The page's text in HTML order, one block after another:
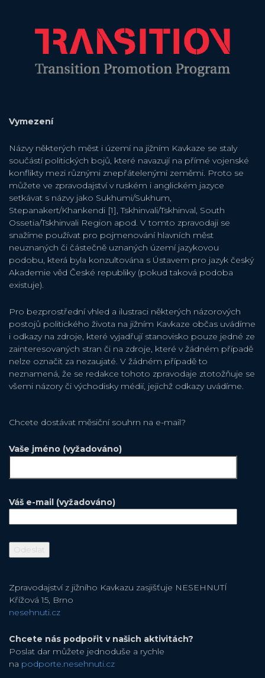
Vymezení
Názvy některých měst i území na jižním Kavkaze se staly
součástí politických bojů, které navazují na přímé vojenské
konflikty mezi různými znepřátelenými zeměmi. Proto se
můžete ve zpravodajství v ruském i anglickém jazyce
setkávat s názvy jako Sukhumi/Sukhum,
Stepanakert/Khankendi [1], Tskhinvali/Tskhinval, South
Ossetia/Tskhinvali Region apod. V tomto zpravodaji se
snažíme používat pro pojmenování hlavních měst
neuznaných či částečně uznaných území jazykovou
podobu, která byla konzultována s Ústavem pro jazyk český
Akademie věd České republiky (pokud taková podoba
existuje).
Pro bezprostřední vhled a ilustraci některých názorových
postojů politického života na jižním Kavkaze občas uvádíme
i odkazy na zdroje, které vyjadřují stanovisko pouze jedné ze
zainteresovaných stran či na zdroje, které v žádném případě
nelze označit za nezaujaté. V žádném případě to
neznamená, že se redakce tohoto zpravodaje ztotožňuje se
všemi názory či východisky médií, jejichž odkazy uvádíme.
Chcete dostávat měsiční souhrn na e-mail?
Vaše jméno (vyžadováno)
Váš e-mail (vyžadováno)
Zpravodajství z jižního Kavkazu zasjišťuje NESEHNUTÍ
Křížová 15, Brno
nesehnuti.cz
Chcete nás podpořit v našich aktivitách?
Poslat dar můžete jednoduše a rychle
na podporte.nesehnuti.cz